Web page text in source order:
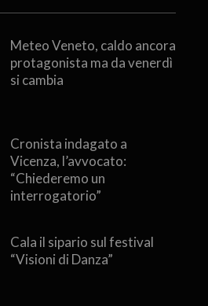
Meteo Veneto, caldo ancora
protagonista ma da venerdì
si cambia
Cronista indagato a
Vicenza, l’avvocato:
“Chiederemo un
interrogatorio”
Cala il sipario sul festival
“Visioni di Danza”